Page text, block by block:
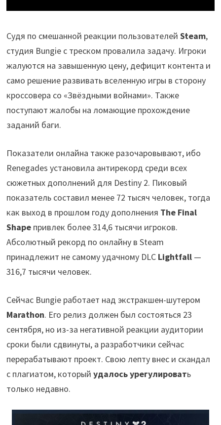
Судя по смешанной реакции пользователей Steam,
студия Bungie с треском провалила задачу. Игроки
жалуются на завышенную цену, дефицит контента и
само решение развивать вселенную игры в сторону
кроссовера со «Звёздными войнами». Также
поступают жалобы на ломающие прохождение
заданий баги.
Показатели онлайна также разочаровывают, ибо
Renegades установила антирекорд среди всех
сюжетных дополнений для Destiny 2. Пиковый
показатель составил менее 72 тысяч человек, тогда
как выход в прошлом году дополнения The Final
Shapeпривлек более 314,6 тысячи игроков.
Абсолютный рекорд по онлайну в Steam
принадлежит не самому удачному DLCLightfall—
316,7 тысячи человек.
Сейчас Bungie работает над экстракшен-шутером
Marathon. Его релиз должен был состояться 23
сентября, но из-за негативной реакции аудитории
сроки были сдвинуты, а разработчики сейчас
перерабатывают проект. Свою лепту внес и скандал
с плагиатом, который удалось урегулировать
только недавно.